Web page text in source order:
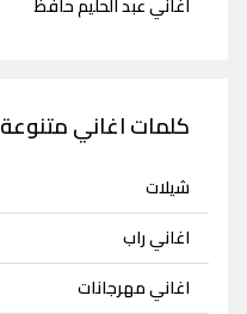
كلمات اغاني متنوعة
شيلات
اغاني راب
اغاني مهرجانات